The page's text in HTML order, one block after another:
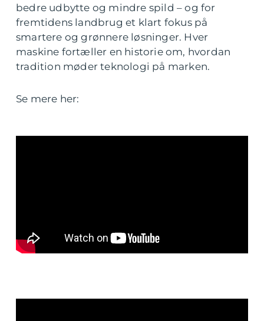
bedre udbytte og mindre spild – og for
fremtidens landbrug et klart fokus på
smartere og grønnere løsninger. Hver
maskine fortæller en historie om, hvordan
tradition møder teknologi på marken.
Se mere her: